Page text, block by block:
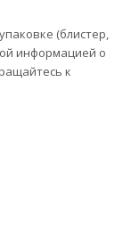
(блистер,
информацией о
к